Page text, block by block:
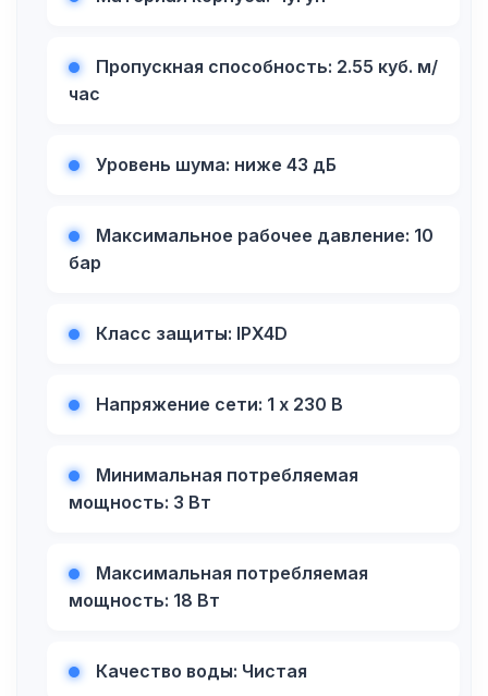
Пропускная способность: 2.55 куб. м/
час
Уровень шума: ниже 43 дБ
Максимальное рабочее давление: 10
бар
Класс защиты: IPX4D
Напряжение сети: 1 х 230 В
Минимальная потребляемая
мощность: 3 Вт
Максимальная потребляемая
мощность: 18 Вт
Качество воды: Чистая